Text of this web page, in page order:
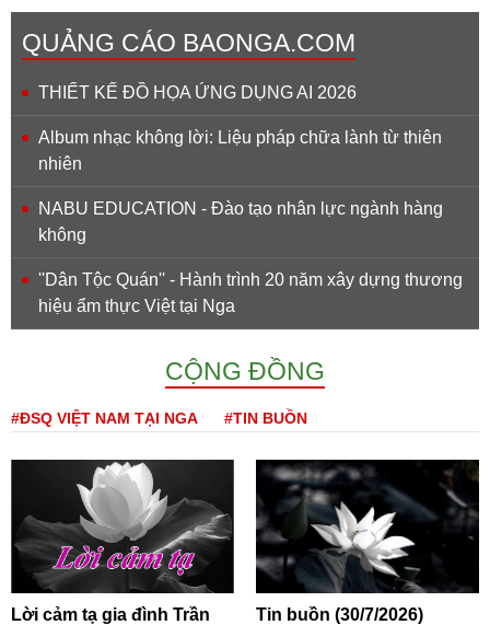
QUẢNG CÁO BAONGA.COM
THIẾT KẾ ĐỒ HỌA ỨNG DỤNG AI 2026
Album nhạc không lời: Liệu pháp chữa lành từ thiên
nhiên
NABU EDUCATION - Đào tạo nhân lực ngành hàng
không
''Dân Tộc Quán'' - Hành trình 20 năm xây dựng thương
hiệu ẩm thực Việt tại Nga
CỘNG ĐỒNG
#ĐSQ VIỆT NAM TẠI NGA #TIN BUỒN
Lời cảm tạ gia đình Trần
Tin buồn (30/7/2026)